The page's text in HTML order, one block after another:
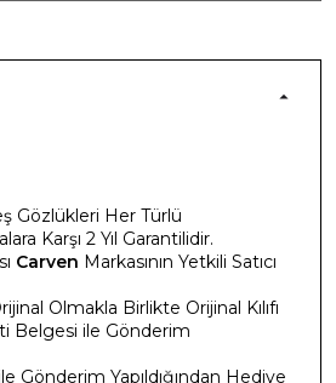
Gözlükleri Her Türlü
Karşı 2 Yıl Garantilidir.
Carven Markasının Yetkili Satıcı
Olmakla Birlikte Orijinal Kılıfı
Belgesi ile Gönderim
Gönderim Yapıldığından Hediye